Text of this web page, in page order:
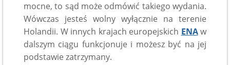
mocne, to sąd może odmówić takiego wydania.
Wówczas jesteś wolny wyłącznie na terenie
Holandii. W innych krajach europejskich ENAw
dalszym ciągu funkcjonuje i możesz być na jej
podstawie zatrzymany.